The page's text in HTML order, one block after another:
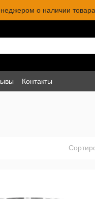
о наличии
Контакты